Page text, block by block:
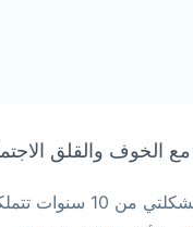
الخوف والقلق
مساء الأمل